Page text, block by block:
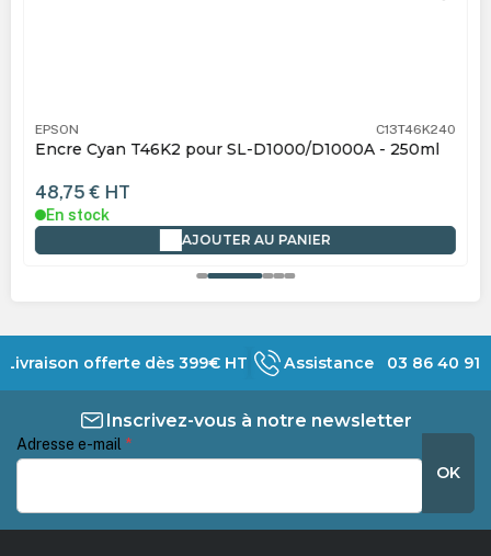
EPSON C13T46K240
Encre Cyan T46K2 pour SL-D1000/D1000A - 250ml
48,75 € HT
En stock
AJOUTER AU PANIER
Livraison offerte dès 399€ HT Assistance 03 86 40 91
Inscrivez-vous à notre newsletter
Adresse e-mail *
OK